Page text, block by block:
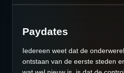
Paydates
Iedereen weet dat de
ontstaan van de eerste steden